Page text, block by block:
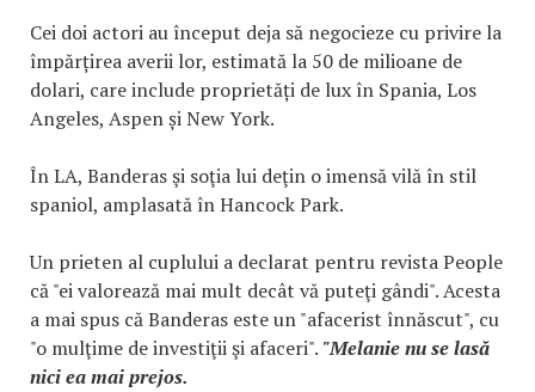
Cei doi actori au început deja să negocieze cu privire la
împărțirea averii lor, estimată la 50 de milioane de
dolari, care include proprietăți de lux în Spania, Los
Angeles, Aspen și New York.
În LA, Banderas şi soţia lui deţin o imensă vilă în stil
spaniol, amplasată în Hancock Park.
Un prieten al cuplului a declarat pentru revista People
că "ei valorează mai mult decât vă puteţi gândi". Acesta
a mai spus că Banderas este un "afacerist înnăscut", cu
"o mulţime de investiţii şi afaceri". "Melanie nu se lasă
nici ea mai prejos.